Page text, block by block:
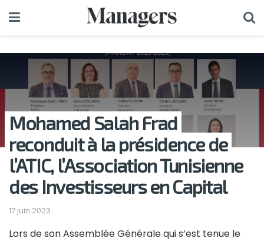
Mohamed Salah Frad
reconduit à la présidence de
l’ATIC, l’Association Tunisienne
des Investisseurs en Capital
17 juin 2023
Lors de son Assemblée Générale qui s’est tenue le